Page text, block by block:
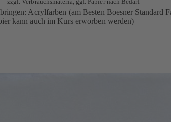
Acrylfarben (am Besten Boesner Standard
kann auch im Kurs erworben werden)